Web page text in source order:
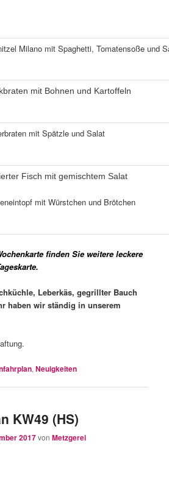
Milano mit Spaghetti, Tomatensoße und
mit Bohnen und Kartoffeln
mit Spätzle und Salat
Fisch mit gemischtem Salat
mit Würstchen und Brötchen
finden Sie weitere leckere
Leberkäs,gegrillter Bauch
haben wir ständig inunserem
,Neuigkeiten
KW49 (HS)
2017vonMetzgerei